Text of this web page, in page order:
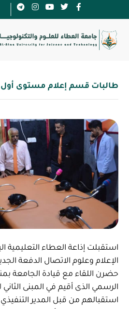
طالبات قسم إعلام مستوى أول
استقبلت إذاعة العطاء التعليمية
حضرن اللقاء مع قيادة الجامعة
استقبالهم من قبل المدير التنفيذي